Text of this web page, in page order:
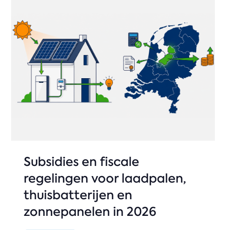
Subsidies en fiscale
regelingen voor laadpalen,
thuisbatterijen en
zonnepanelen in 2026